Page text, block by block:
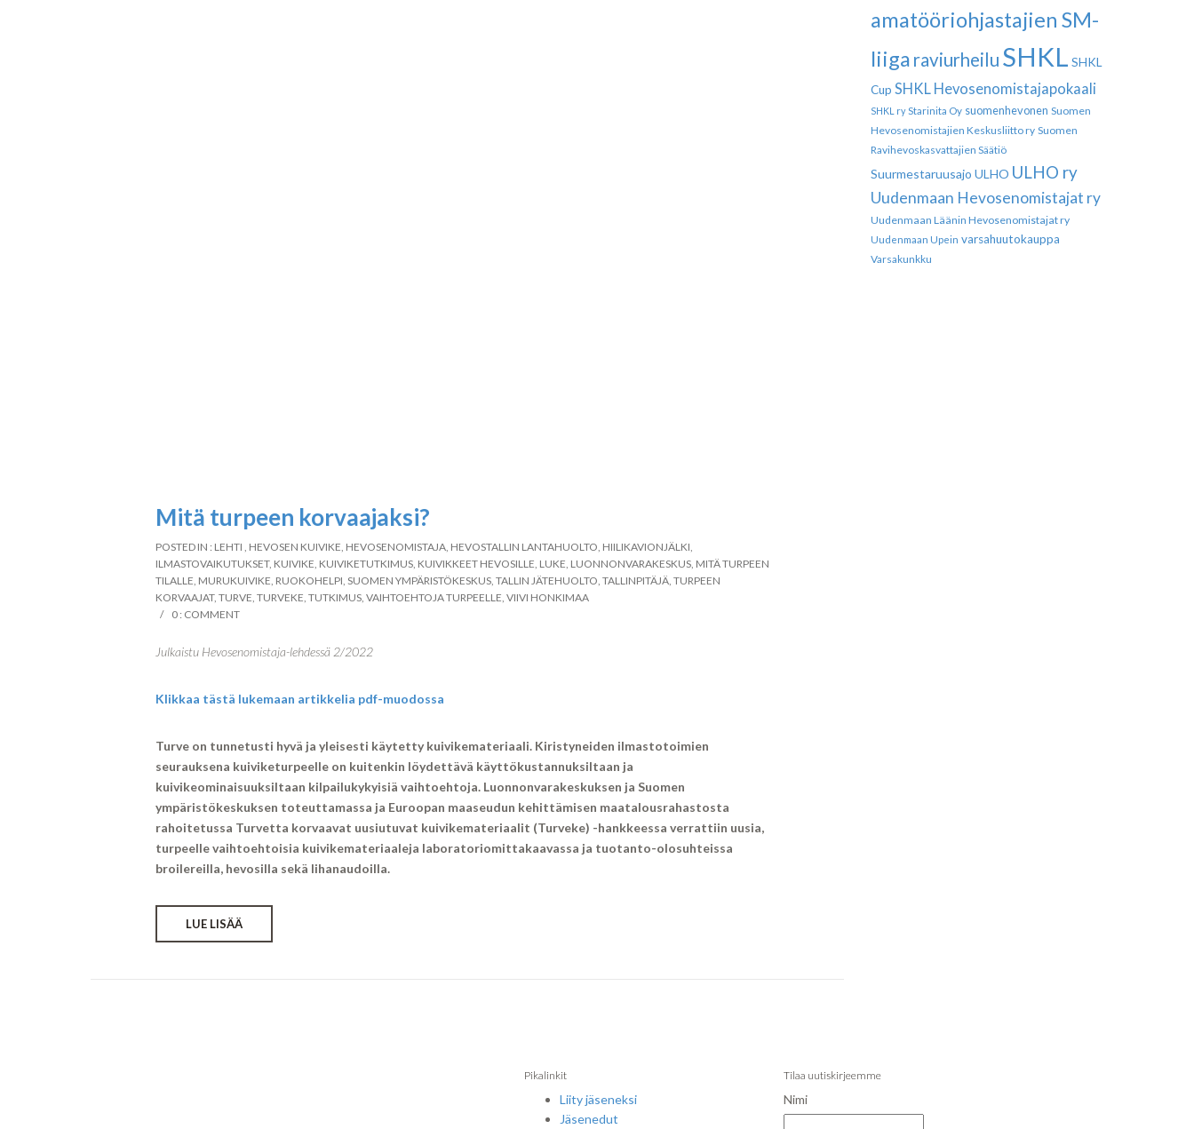
Mitä turpeen korvaajaksi?
POSTED IN : LEHTI , HEVOSEN KUIVIKE, HEVOSENOMISTAJA, HEVOSTALLIN LANTAHUOLTO, HIILIKAVIONJÄLKI,
ILMASTOVAIKUTUKSET, KUIVIKE, KUIVIKETUTKIMUS, KUIVIKKEET HEVOSILLE, LUKE, LUONNONVARAKESKUS, MITÄ TURPEEN
TILALLE, MURUKUIVIKE, RUOKOHELPI,SUOMEN YMPÄRISTÖKESKUS,TALLIN JÄTEHUOLTO,TALLINPITÄJÄ,TURPEEN
KORVAAJAT,TURVE,TURVEKE,TUTKIMUS,VAIHTOEHTOJA TURPEELLE,VIIVI HONKIMAA
0 : COMMENT
Julkaistu Hevosenomistaja-lehdessä 2/2022
Klikkaa tästä lukemaan artikkelia pdf-muodossa
Turve on tunnetusti hyvä ja yleisesti käytetty kuivikemateriaali. Kiristyneiden ilmastotoimien
seurauksena kuiviketurpeelle on kuitenkin löydettävä käyttökustannuksiltaan ja
kuivikeominaisuuksiltaan kilpailukykyisiä vaihtoehtoja. Luonnonvarakeskuksen ja Suomen
ympäristökeskuksen toteuttamassa ja Euroopan maaseudun kehittämisen maatalousrahastosta
rahoitetussa Turvetta korvaavat uusiutuvat kuivikemateriaalit (Turveke) -hankkeessa verrattiin uusia,
turpeelle vaihtoehtoisia kuivikemateriaaleja laboratoriomittakaavassa ja tuotanto-olosuhteissa
broilereilla, hevosilla sekä lihanaudoilla.
LUE LISÄÄ
amatööriohjastajien SM-
liiga raviurheilu SHKL SHKL
Cup SHKL Hevosenomistajapokaali
SHKL ry Starinita Oy suomenhevonen Suomen
Hevosenomistajien Keskusliitto ry Suomen
Ravihevoskasvattajien Säätiö
Suurmestaruusajo ULHO ULHO ry
Uudenmaan Hevosenomistajat ry
Uudenmaan Läänin Hevosenomistajat ry
Uudenmaan Upein varsahuutokauppa
Varsakunkku
Pikalinkit
Liity jäseneksi
Jäsenedut
Tilaa uutiskirjeemme
Nimi